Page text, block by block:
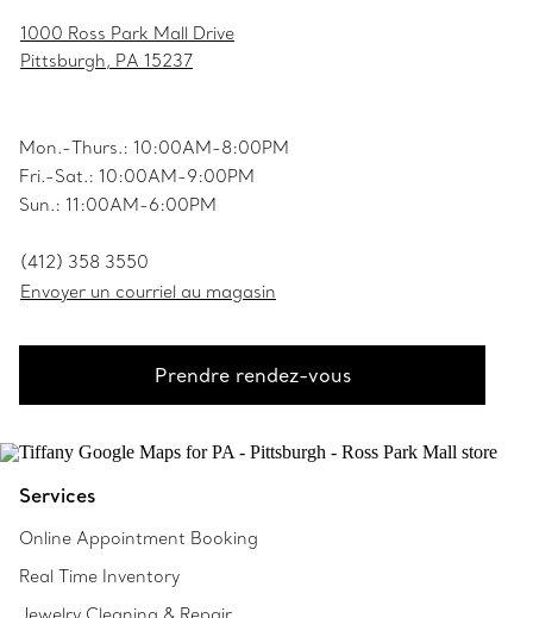
1000 Ross Park Mall Drive
Pittsburgh, PA 15237
Mon.-Thurs.: 10:00AM-8:00PM
Fri.-Sat.: 10:00AM-9:00PM
Sun.: 11:00AM-6:00PM
(412) 358 3550
Envoyer un courriel au magasin
Prendre rendez-vous
Services
Online Appointment Booking
Real Time Inventory